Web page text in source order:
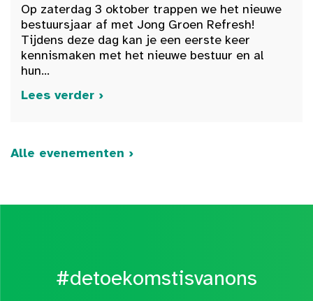
Op zaterdag 3 oktober trappen we het nieuwe
bestuursjaar af met Jong Groen Refresh!
Tijdens deze dag kan je een eerste keer
kennismaken met het nieuwe bestuur en al
hun...
Lees verder ›
Alle evenementen ›
#detoekomstisvanons